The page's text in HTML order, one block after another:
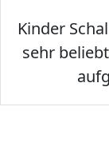
Kinder
sehr